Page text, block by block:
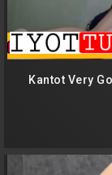
Kantot Very